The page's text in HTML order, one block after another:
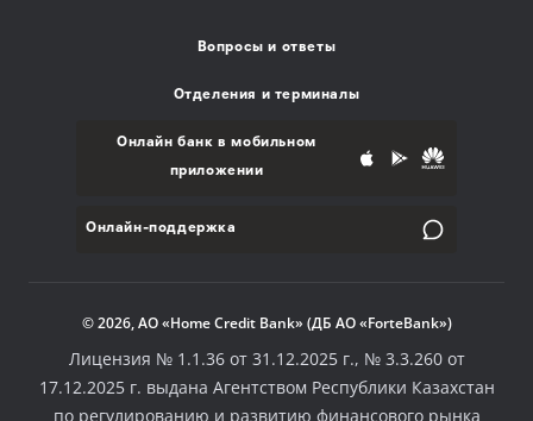
Вопросы и ответы
Отделения и терминалы
Онлайн банк в мобильном
приложении
Онлайн-поддержка
© 2026, АО «Home Credit Bank» (ДБ АО «ForteBank»)
Лицензия № 1.1.36 от 31.12.2025 г., № 3.3.260 от
17.12.2025 г. выдана Агентством Республики Казахстан
по регулированию и развитию финансового рынка